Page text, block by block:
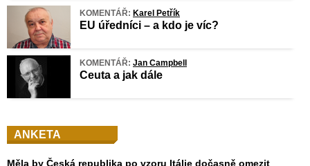
KOMENTÁŘ: Karel Petřík
EU úředníci – a kdo je víc?
KOMENTÁŘ: Jan Campbell
Ceuta a jak dále
ANKETA
Měla by Česká republika po vzoru Itálie dočasně omezit